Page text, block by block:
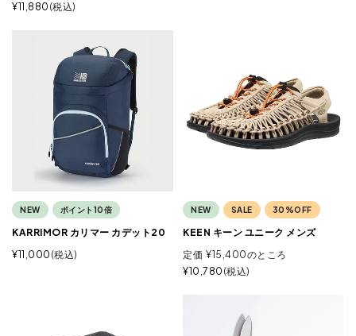
¥11,880 税込
NEW ポイント10倍
KARRIMOR カリマー カデット20
¥11,000 税込
NEW SALE 30%OFF
KEEN キーン ユニーク メンズ
定価 ¥15,400のところ
¥10,780 税込